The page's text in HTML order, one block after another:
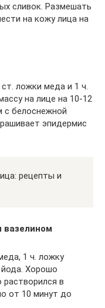
сливок. Размешать
на кожу лица на
ложки меда и 1 ч.
на лице на 10-12
с белоснежной
эпидермис
рецепты и
вазелином
1 ч. ложку
йода. Хорошо
в
от 10 минут до